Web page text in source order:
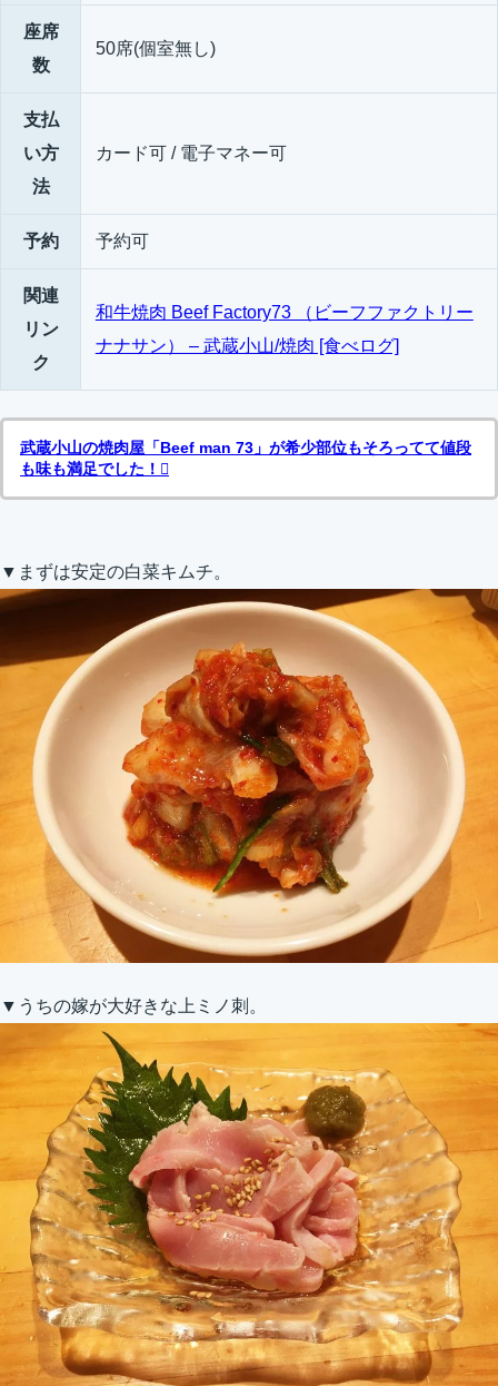
座席
数
50席(個室無し)
支払
い方
法
カード可 / 電子マネー可
予約 予約可
関連
リン
ク
和牛焼肉 Beef Factory73 （ビーフファクトリー
ナナサン） – 武蔵小山/焼肉 [食べログ]
武蔵小山の焼肉屋「Beef man 73」が希少部位もそろってて値段
も味も満足でした！
▼まずは安定の白菜キムチ。
▼うちの嫁が大好きな上ミノ刺。